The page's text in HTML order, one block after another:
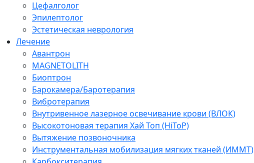
Цефалголог
Эпилептолог
Эстетическая неврология
Лечение
Авантрон
MAGNETOLITH
Биоптрон
Барокамера/Баротерапия
Вибротерапия
Внутривенное лазерное освечивание крови (ВЛОК)
Высокотоновая терапия Хай Топ (HiToP)
Вытяжение позвоночника
Инструментальная мобилизация мягких тканей (ИММТ)